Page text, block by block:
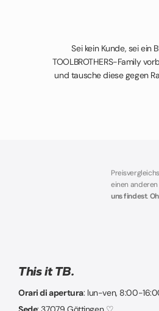
Sei kein Kunde, sei ein
TOOLBROTHERS-Family
und tausche diese gegen
einen
uns findest.
This it TB.
Orari di apertura: lun-ven, 8:00-